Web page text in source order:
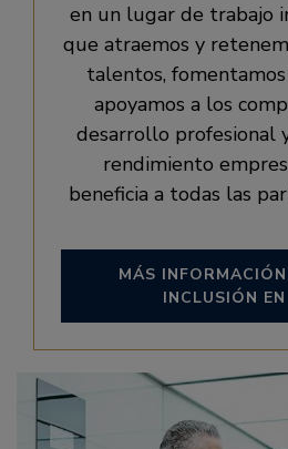
en un lugar de trabajo
que atraemos y
talentos, fomentamos
apoyamos a los
desarrollo profesional
rendimiento
beneficia a todas las
MÁS
INCLUSIÓN